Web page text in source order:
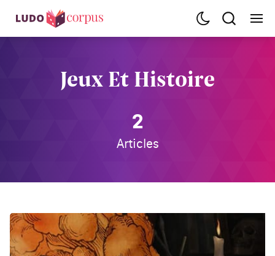
Jeux Et Histoire
2
Articles